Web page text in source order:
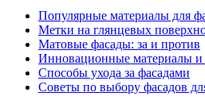
Популярные материалы для
Метки на глянцевых
Матовые фасады: за и против
Инновационные материалы и
Способы ухода за фасадами
Советы по выбору фасадов